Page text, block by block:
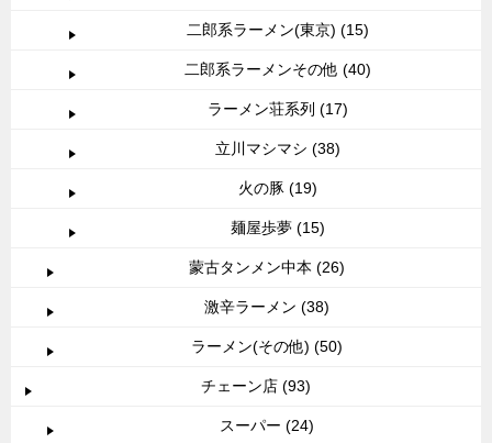
二郎系ラーメン(東京) (15)
二郎系ラーメンその他 (40)
ラーメン荘系列 (17)
立川マシマシ (38)
火の豚 (19)
麺屋歩夢 (15)
蒙古タンメン中本 (26)
激辛ラーメン (38)
ラーメン(その他) (50)
チェーン店 (93)
スーパー (24)